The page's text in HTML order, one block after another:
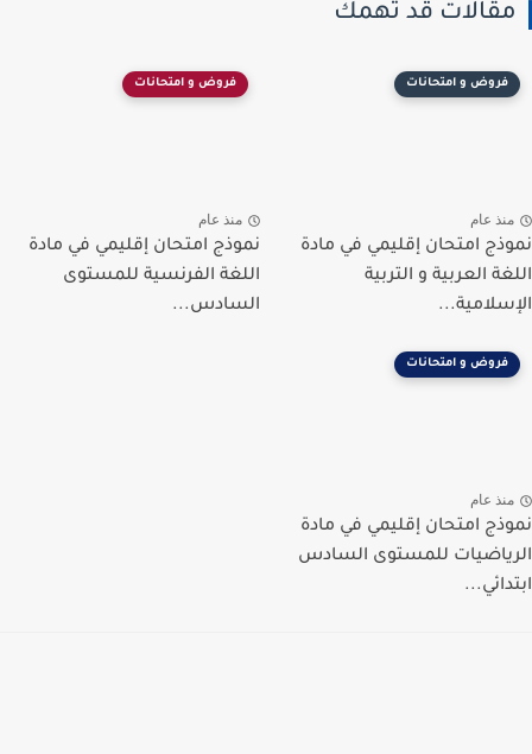
مقالات قد تهمك
فروض و امتحانات
منذ عام
نموذج امتحان إقليمي في مادة
اللغة العربية و التربية
الإسلامية...
فروض و امتحانات
منذ عام
نموذج امتحان إقليمي في مادة
اللغة الفرنسية للمستوى
السادس...
فروض و امتحانات
منذ عام
نموذج امتحان إقليمي في مادة
الرياضيات للمستوى السادس
ابتدائي...